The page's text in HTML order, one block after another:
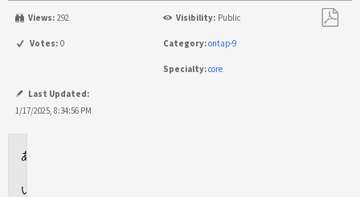
Views: 292 Visibility: Public
Votes: 0 Category:ontap-9
Specialty:core
Last Updated:
1/17/2025, 8:34:56 PM